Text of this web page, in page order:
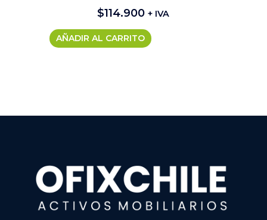
$114.900 + IVA
AÑADIR AL CARRITO